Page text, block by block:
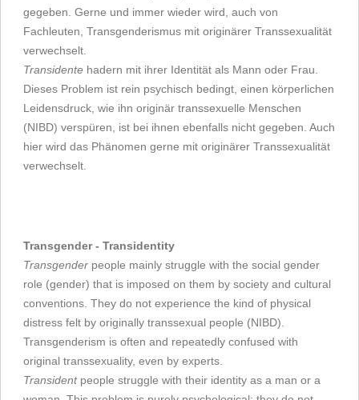
gegeben. Gerne und immer wieder wird, auch von
Fachleuten, Transgenderismus mit originärer Transsexualität
verwechselt.
Transidente hadern mit ihrer Identität als Mann oder Frau.
Dieses Problem ist rein psychisch bedingt, einen körperlichen
Leidensdruck, wie ihn originär transsexuelle Menschen
(NIBD) verspüren, ist bei ihnen ebenfalls nicht gegeben. Auch
hier wird das Phänomen gerne mit originärer Transsexualität
verwechselt.
Transgender - Transidentity
Transgender people mainly struggle with the social gender
role (gender) that is imposed on them by society and cultural
conventions. They do not experience the kind of physical
distress felt by originally transsexual people (NIBD).
Transgenderism is often and repeatedly confused with
original transsexuality, even by experts.
Transidentpeople struggle with their identity as a man or a